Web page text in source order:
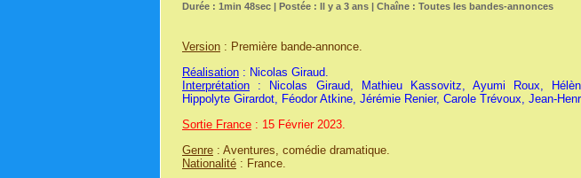
Durée : 1min 48sec | Postée : Il y a 3 ans | Chaîne : Toutes les bandes-annonces
Version : Première bande-annonce.
Réalisation : Nicolas Giraud.
Interprétation : Nicolas Giraud, Mathieu Kassovitz, Ayumi Roux,
Hippolyte Girardot, Féodor Atkine, Jérémie Renier, Carole Trévoux, Jean-
Sortie France : 15 Février 2023.
Genre : Aventures, comédie dramatique.
Nationalité : France.